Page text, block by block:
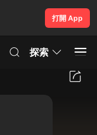
打開 App
探索